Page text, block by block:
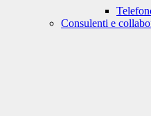
Consulenti e